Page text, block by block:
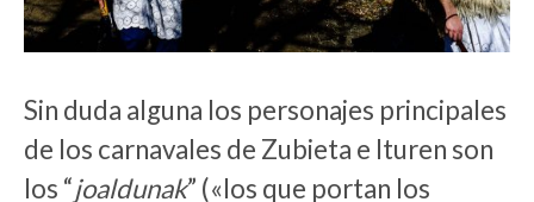
Sin duda alguna los personajes principales
de los carnavales de Zubieta e Ituren son
los “joaldunak” («los que portan los